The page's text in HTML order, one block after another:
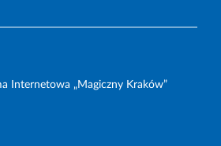
Internetowa „Magiczny Kraków”